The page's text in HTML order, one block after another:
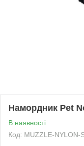
Намордник Pet
В наявності
Код: MUZZLE-NYLON-